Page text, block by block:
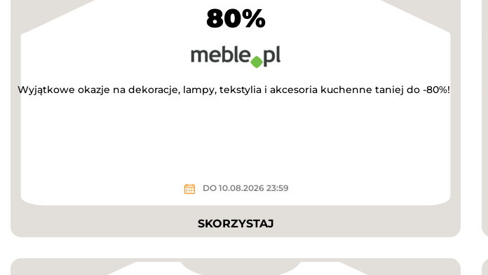
80%
Wyjątkowe okazje na dekoracje, lampy, tekstylia i akcesoria kuchenne taniej do -80%!
DO 10.08.2026 23:59
SKORZYSTAJ